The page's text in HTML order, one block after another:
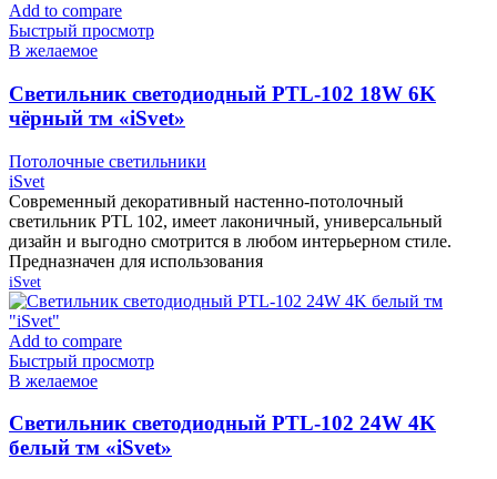
Add to compare
Быстрый просмотр
В желаемое
Cветильник светодиодный PTL-102 18W 6K
чёрный тм «iSvet»
Потолочные светильники
iSvet
Современный декоративный настенно-потолочный
светильник PTL 102, имеет лаконичный, универсальный
дизайн и выгодно смотрится в любом интерьерном стиле.
Предназначен для использования
iSvet
Add to compare
Быстрый просмотр
В желаемое
Cветильник светодиодный PTL-102 24W 4K
белый тм «iSvet»